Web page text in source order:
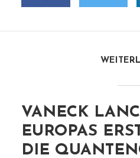
VANECK
EUROPAS
DIE